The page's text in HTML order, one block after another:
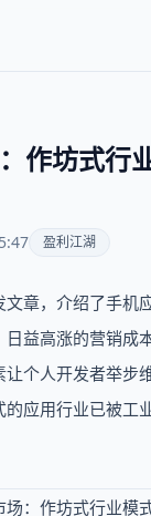
作坊式行
盈利江湖
文章，介绍了手机
益高涨的营销成
个人开发者举步
应用行业已被工